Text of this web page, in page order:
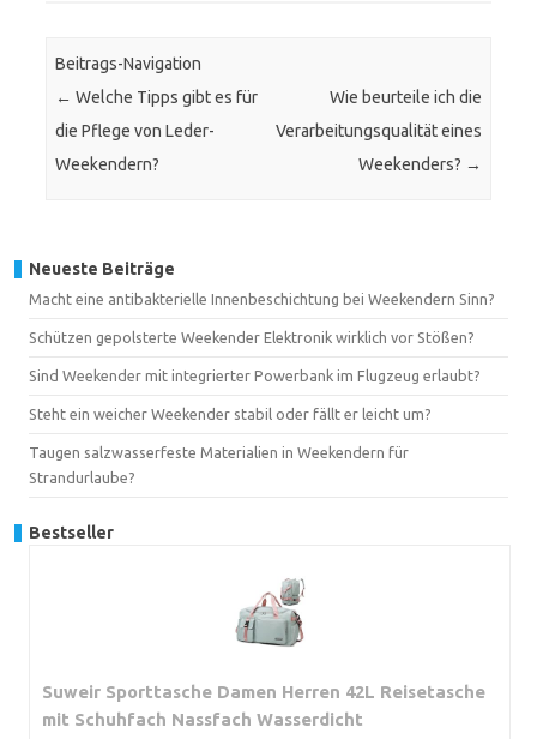
Beitrags-Navigation
← Welche Tipps gibt es für
die Pflege von Leder-
Weekendern?
Wie beurteile ich die
Verarbeitungsqualität eines
Weekenders? →
Neueste Beiträge
Macht eine antibakterielle Innenbeschichtung bei Weekendern Sinn?
Schützen gepolsterte Weekender Elektronik wirklich vor Stößen?
Sind Weekender mit integrierter Powerbank im Flugzeug erlaubt?
Steht ein weicher Weekender stabil oder fällt er leicht um?
Taugen salzwasserfeste Materialien in Weekendern für
Strandurlaube?
Bestseller
Suweir Sporttasche Damen Herren 42L Reisetasche
mit Schuhfach Nassfach Wasserdicht